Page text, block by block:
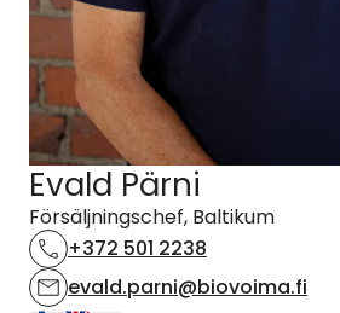
Evald Pärni
Försäljningschef, Baltikum
+372 501 2238
evald.parni@biovoima.fi